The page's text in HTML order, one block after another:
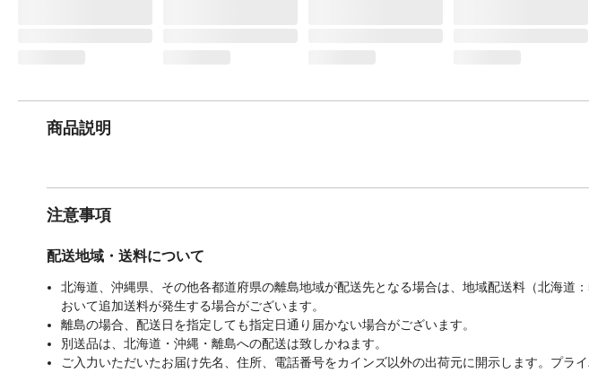
商品説明
注意事項
配送地域・送料について
北海道、沖縄県、その他各都道府県の離島地域が配送先となる場合は、地域配送料（北海
おいて追加送料が発生する場合がございます。
離島の場合、配送日を指定しても指定日通り届かない場合がございます。
別送品は、北海道・沖縄・離島への配送は致しかねます。
ご入力いただいたお届け先名、住所、電話番号をカインズ以外の出荷元に開示します。プラ